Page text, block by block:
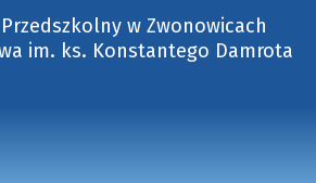
w Zwonowicach
im. ks. Konstantego Damrota